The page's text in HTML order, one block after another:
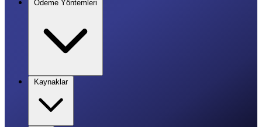
Ödeme Yöntemleri
Kaynaklar